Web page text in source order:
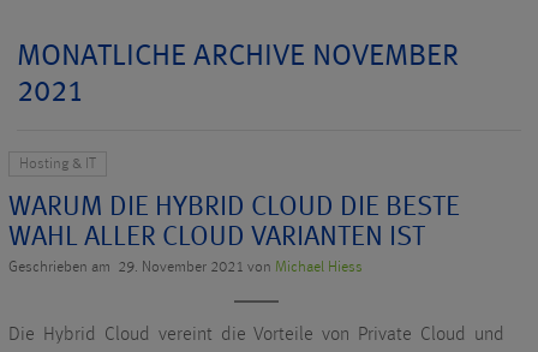
MONATLICHE ARCHIVE NOVEMBER
2021
Hosting & IT
WARUM DIE HYBRID CLOUD DIE BESTE
WAHL ALLER CLOUD VARIANTEN IST
Geschrieben am 29. November 2021 von Michael Hiess
Die Hybrid Cloud vereint die Vorteile von Private Cloud und